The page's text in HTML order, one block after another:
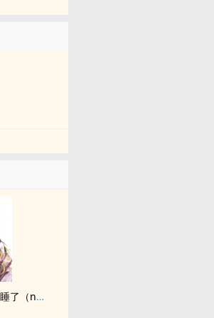
我把哥哥的黑道势力睡了（np 含骨科）